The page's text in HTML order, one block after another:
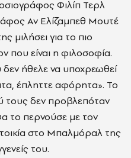
Φιλίπ Τερλ
Αν Ελίζαμπεθ Μουτέ
μιλήσει για το πιο
που είναι η φιλοσοφία.
ήθελε να υποχρεωθεί
έπληττε αφόρητα». Το
τους δεν προβλεπόταν
το περνούσε με τον
στο Μπαλμόραλ της
του.